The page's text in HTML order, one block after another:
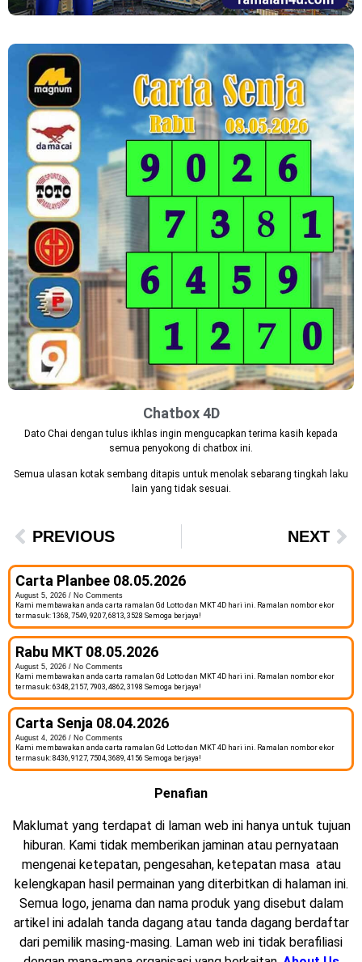
Chatbox 4D
Dato Chai dengan tulus ikhlas ingin mengucapkan terima kasih kepada
semua penyokong di chatbox ini.
Semua ulasan kotak sembang ditapis untuk menolak sebarang tingkah laku
lain yang tidak sesuai.
PREVIOUS NEXT
Carta Planbee 08.05.2026
August 5, 2026
No Comments
Kami membawakan anda carta ramalan Gd Lotto dan MKT 4D hari ini. Ramalan nombor ekor
termasuk: 1368, 7549, 9207, 6813, 3528 Semoga berjaya!
Rabu MKT 08.05.2026
August 5, 2026
No Comments
Kami membawakan anda carta ramalan Gd Lotto dan MKT 4D hari ini. Ramalan nombor ekor
termasuk: 6348, 2157, 7903, 4862, 3198 Semoga berjaya!
Carta Senja 08.04.2026
August 4, 2026
No Comments
Kami membawakan anda carta ramalan Gd Lotto dan MKT 4D hari ini. Ramalan nombor ekor
termasuk: 8436, 9127, 7504, 3689, 4156 Semoga berjaya!
Penafian
Maklumat yang terdapat di laman web ini hanya untuk tujuan
hiburan. Kami tidak memberikan jaminan atau pernyataan
mengenai ketepatan, pengesahan, ketepatan masa atau
kelengkapan hasil permainan yang diterbitkan di halaman ini.
Semua logo, jenama dan nama produk yang disebut dalam
artikel ini adalah tanda dagang atau tanda dagang berdaftar
dari pemilik masing-masing. Laman web ini tidak berafiliasi